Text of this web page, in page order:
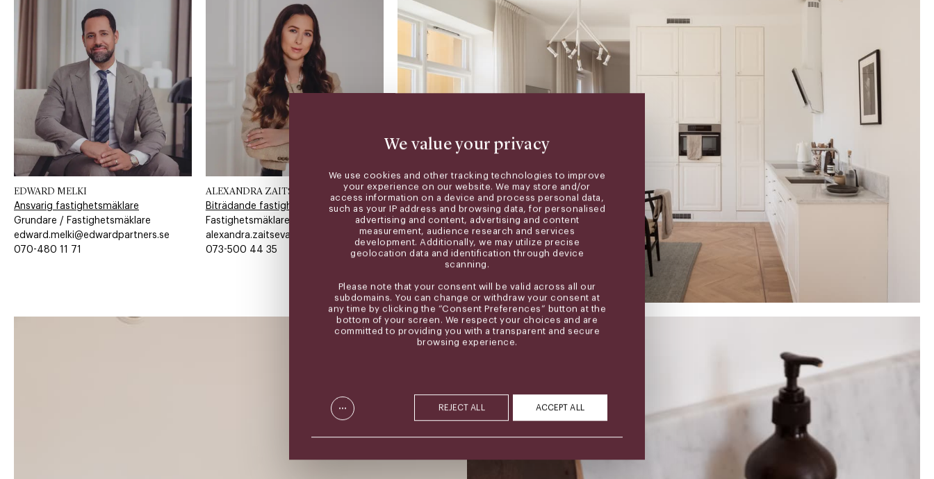
We value your privacy
We use cookies and other tracking technologies to improve
your experience on our website. We may store and/or
access information on a device and process personal data,
such as your IP address and browsing data, for personalised
advertising and content, advertising and content
measurement, audience research and services
development. Additionally, we may utilize precise
geolocation data and identification through device
scanning.
Please note that your consent will be valid across all our
subdomains. You can change or withdraw your consent at
any time by clicking the “Consent Preferences” button at the
bottom of your screen. We respect your choices and are
committed to providing you with a transparent and secure
browsing experience.
... REJECT ALL ACCEPT ALL
EDWARD MELKI
Ansvarig fastighetsmäklare
Grundare / Fastighetsmäklare
edward.melki@edwardpartners.se
070-480 11 71​​​​‌ ‍ ​‍​‍‌‍ ‌ ​‍‌‍‍‌‌‍‌ ‌‍‍‌‌‍ ‍​‍​‍​ ‍‍​‍​‍‌ ​ ‌‍​‌‌‍ ‍‌‍‍‌‌ ‌​‌ ‍‌​‍ ‍‌‍‍‌‌‍ ​‍​‍​‍ ​​‍​‍‌‍‍​‌ ​‍‌‍‌‌‌‍‌‍​‍​‍​ ‍‍​‍​‍​‍ ‌ ​ ‌ ‌​‌ ‌‌‌‍‌​‌‍‍‌‌‍ ​‍ ‌‍‍‌‌‍ ‍‌ ‌​‌‍‌‌‌‍ ‍‌ ‌​​‍ ‌‍‌‌‌‍‌​‌‍‍‌‌ ‌​​‍ ‌‍ ‌‌‍ ‌‍‌​‌‍‌‌​ ‌‌ ​​‌ ​‍‌‍‌‌‌ ​ ‌‍‌‌‌‍ ‍‌ ‌​‌‍​‌‌ ‌​‌‍‍‌‌‍ ‌‍ ‍​ ‍ ‌‍‍‌‌‍‌​​ ‌‌​‍​‌​​‌‌​ ‍​ ​‌​ ​‌​ ‌​​ ​‌​ ‌ ‌‌ ‌​‌‌‌​ ‌​ ‍ ‌ ‌​‌ ‍‌‌ ​​‌‍‌‌​ ‌‌‍‌‌‌‍ ‌‌ ​​‌‍ ​‌‍ ‌ ‍‌‌‍‌‌‌‍‌‌​ ‍ ‌ ​​‌‍​‌‌ ‌​‌‍‍​​ ‌‌‍​ ‌ ​‍‌‍ ‌​‍ ‍‌‍​ ‌‍‌‌‌‍ ​‌‍ ​‌‌​​‌‍‍​‌‍ ‌‍ ‍‌‍‌‌​ ‌‍​‍‌‍​‌‌ ​ ‌‍‌‌‌‌‌‌‌ ​‍‌‍ ​​ ‌​‍‌‌​ ​‍‌​‌‍‌ ​ ‌ ‌​‌ ‌‌‌‍‌​‌‍‍‌‌‍ ​‍‌‍‌‍‍‌‌‍‌​​ ‌‌​‍​‌​​‌‌​ ‍​ ​‌​ ​‌​ ‌​​ ​‌​ ‌ ‌‌ ‌​‌‌‌​ ‌​‍‌‍‌ ‌​‌ ‍‌‌ ​​‌‍‌‌​ ‌‌‍‌‌‌‍ ‌‌ ​​‌‍ ​‌‍ ‌ ‍‌‌‍‌‌‌‍‌‌​‍‌‍‌ ​​‌‍​‌‌ ‌​‌‍‍​​ ‌‌‍​ ‌ ​‍‌‍ ‌​‍ ‍‌‍​ ‌‍‌‌‌‍ ​‌‍ ​‌‌​​‌‍‍​‌‍ ‌‍ ‍‌‍‌‌​‍‌‍‌‍‍‌‌ ​ ‌​‌​‌ ​‍‌‍​‌‌‍‌‍‌ ‌​​ ‌​‍​‍‌ ‌
ALEXANDRA ZAITSEVA
Biträdande fastighetsmäklare
Fastighetsmäklare
alexandra.zaitseva@edwardpartners.se
073-500 44 35​​​​‌ ‍ ​‍​‍‌‍ ‌ ​‍‌‍‍‌‌‍‌ ‌‍‍‌‌‍ ‍​‍​‍​ ‍‍​‍​‍‌ ​ ‌‍​‌‌‍ ‍‌‍‍‌‌ ‌​‌ ‍‌​‍ ‍‌‍‍‌‌‍ ​‍​‍​‍ ​​‍​‍‌‍‍​‌ ​‍‌‍‌‌‌‍‌‍​‍​‍​ ‍‍​‍​‍​‍ ‌ ​ ‌ ‌​‌ ‌‌‌‍‌​‌‍‍‌‌‍ ​‍ ‌‍‍‌‌‍ ‍‌ ‌​‌‍‌‌‌‍ ‍‌ ‌​​‍ ‌‍‌‌‌‍‌​‌‍‍‌‌ ‌​​‍ ‌‍ ‌‌‍ ‌‍‌​‌‍‌‌​ ‌‌ ​​‌ ​‍‌‍‌‌‌ ​ ‌‍‌‌‌‍ ‍‌ ‌​‌‍​‌‌ ‌​‌‍‍‌‌‍ ‌‍ ‍​ ‍ ‌‍‍‌‌‍‌​​ ‌‌​‍​‌​​‌‌​ ‍‌​‌‌​ ‌​​ ‌ ​ ‌‍​ ​‍​ ​‍​ ​‍​ ‌ ‌​​‍‌​​‌​ ​‌‌​​ ​ ‌​​ ​‍‌​​‌​ ​‌‌​​‍​ ​‍‌​​ ‌​‌‌‌​‌‌​ ‌​​ ‌‌‌​​‌​ ‌‍​ ​‌‌​​‌​ ​‍​ ‍‌​ ‌ ​ ​‌​ ​​​ ‍ ‌ ‌​‌ ‍‌‌ ​​‌‍‌‌​ ‌‌‍‌‌‌‍ ‌‌ ​​‌‍ ​‌‍ ‌ ‍‌‌‍‌‌‌‍‌‌​ ‍ ‌ ​​‌‍​‌‌ ‌​‌‍‍​​ ‌‌‍​ ‌ ​‍‌‍ ‌​‍ ‍‌‍​ ‌‍‌‌‌‍ ​‌‍ ​‌‌​​‌‍‍​‌‍ ‌‍ ‍‌‍‌‌​ ‌‍​‍‌‍​‌‌ ​ ‌‍‌‌‌‌‌‌‌ ​‍‌‍ ​​ ‌​‍‌‌​ ​‍‌​‌‍‌ ​ ‌ ‌​‌ ‌‌‌‍‌​‌‍‍‌‌‍ ​‍‌‍‌‍‍‌‌‍‌​​ ‌‌​‍​‌​​‌‌​ ‍‌​‌‌​ ‌​​ ‌ ​ ‌‍​ ​‍​ ​‍​ ​‍​ ‌ ‌​​‍‌​​‌​ ​‌‌​​ ​ ‌​​ ​‍‌​​‌​ ​‌‌​​‍​ ​‍‌​​ ‌​‌‌‌​‌‌​ ‌​​ ‌‌‌​​‌​ ‌‍​ ​‌‌​​‌​ ​‍​ ‍‌​ ‌ ​ ​‌​ ​​​‍‌‍‌ ‌​‌ ‍‌‌ ​​‌‍‌‌​ ‌‌‍‌‌‌‍ ‌‌ ​​‌‍ ​‌‍ ‌ ‍‌‌‍‌‌‌‍‌‌​‍‌‍‌ ​​‌‍​‌‌ ‌​‌‍‍​​ ‌‌‍​ ‌ ​‍‌‍ ‌​‍ ‍‌‍​ ‌‍‌‌‌‍ ​‌‍ ​‌‌​​‌‍‍​‌‍ ‌‍ ‍‌‍‌‌​‍‌‍‌‍‍‌‌ ​ ‌​‌​‌ ​‍‌‍​‌‌‍‌‍‌ ‌​​ ‌​‍​‍‌ ‌